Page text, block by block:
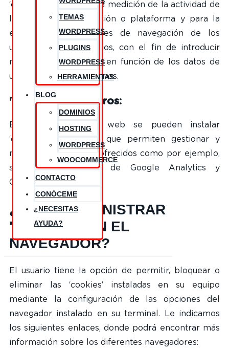
TEMAS
WORDPRESS
PLUGINS
WORDPRESS
HERRAMIENTAS
BLOG
DOMINIOS
HOSTING
WORDPRESS
WOOCOMMERCE
CONTACTO
CONÓCEME
¿NECESITAS
AYUDA?
‘cookies’ se utiliza en la medición de la actividad de
los sitios web, aplicación o plataforma y para la
elaboración de perfiles de navegación de los
usuarios de dichos sitios, con el fin de introducir
mejoras en el servicio en función de los datos de
uso que hacen los usuarios.
'Cookies' de terceros:
En algunas páginas web se pueden instalar
‘cookies’ de terceros que permiten gestionar y
mejorar los servicios ofrecidos como por ejemplo,
servicios estadísticos de Google Analytics y
Comscore.
¿CÓMO ADMINISTRAR
'COOKIES' EN EL
NAVEGADOR?
El usuario tiene la opción de permitir, bloquear o
eliminar las ‘cookies’ instaladas en su equipo
mediante la configuración de las opciones del
navegador instalado en su terminal. Le indicamos
los siguientes enlaces, donde podrá encontrar más
información sobre los diferentes navegadores: